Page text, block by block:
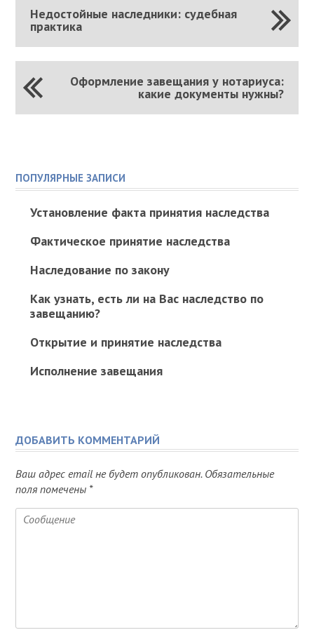
Недостойные наследники: судебная
практика
Оформление завещания у нотариуса:
какие документы нужны?
ПОПУЛЯРНЫЕ ЗАПИСИ
Установление факта принятия наследства
Фактическое принятие наследства
Наследование по закону
Как узнать, есть ли на Вас наследство по
завещанию?
Открытие и принятие наследства
Исполнение завещания
ДОБАВИТЬ КОММЕНТАРИЙ
Ваш адрес email не будет опубликован.Обязательные
поля помечены *